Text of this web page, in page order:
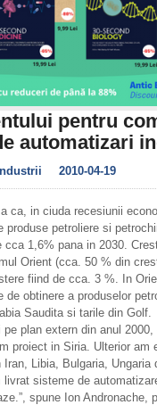
pentru
automatizari
Industrii 2010-04-19
ca, in ciuda recesiunii
produse petroliere si
cca 1,6% pana in 2030.
Orient (cca. 50 % din
fiind de cca. 3 %. In
de obtinere a produselor
Saudita si tarile din Golf.
pe plan extern din anul
proiect in Siria. Ulterior am
Iran, Libia, Bulgaria, Ungaria
livrat sisteme de
spune Ion Andronache,